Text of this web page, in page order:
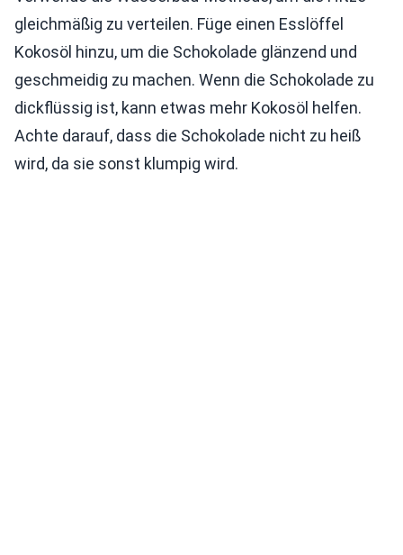
gleichmäßig zu verteilen. Füge einen Esslöffel
Kokosöl hinzu, um die Schokolade glänzend und
geschmeidig zu machen. Wenn die Schokolade zu
dickflüssig ist, kann etwas mehr Kokosöl helfen.
Achte darauf, dass die Schokolade nicht zu heiß
wird, da sie sonst klumpig wird.